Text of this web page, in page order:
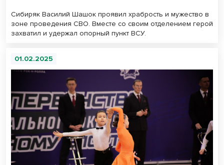
Сибиряк Василий Шашок проявил храбрость и мужество в
зоне проведения СВО. Вместе со своим отделением герой
захватил и удержал опорный пункт ВСУ.
01.02.2025